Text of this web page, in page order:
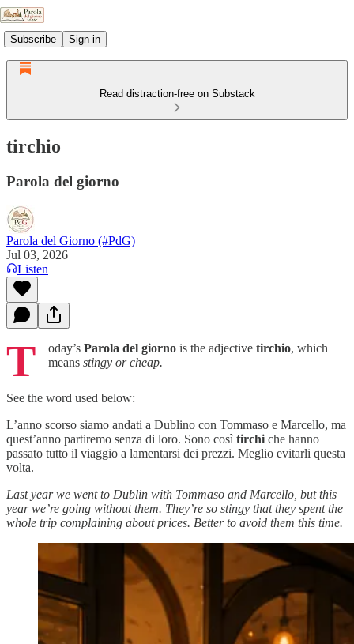
Subscribe Sign in
Read distraction-free on Substack
tirchio
Parola del giorno
Parola del Giorno (#PdG)
Jul 03, 2026
Listen
T oday’s Parola del giorno is the adjective tirchio, which
means stingy or cheap.
See the word used below:
L’anno scorso siamo andati a Dublino con Tommaso e Marcello, ma
quest’anno partiremo senza di loro. Sono così tirchi che hanno
passato tutto il viaggio a lamentarsi dei prezzi. Meglio evitarli questa
volta.
Last year we went to Dublin with Tommaso and Marcello, but this
year we’re going without them. They’re so stingy that they spent the
whole trip complaining about prices. Better to avoid them this time.